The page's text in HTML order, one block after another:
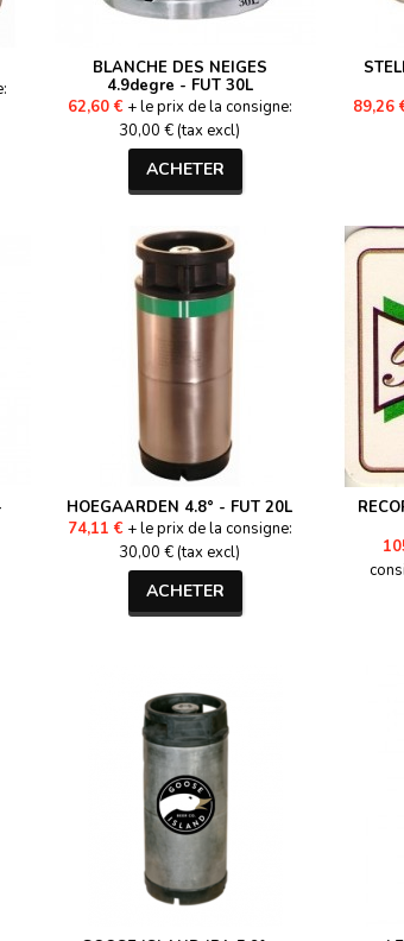
BLANCHE DES NEIGES
4.9degre - FUT 30L
62,60 € + le prix de la consigne:
30,00 € (tax excl)
ACHETER
89,26
HOEGAARDEN 4.8° - FUT 20L
74,11 € + le prix de la consigne:
30,00 € (tax excl)
ACHETER